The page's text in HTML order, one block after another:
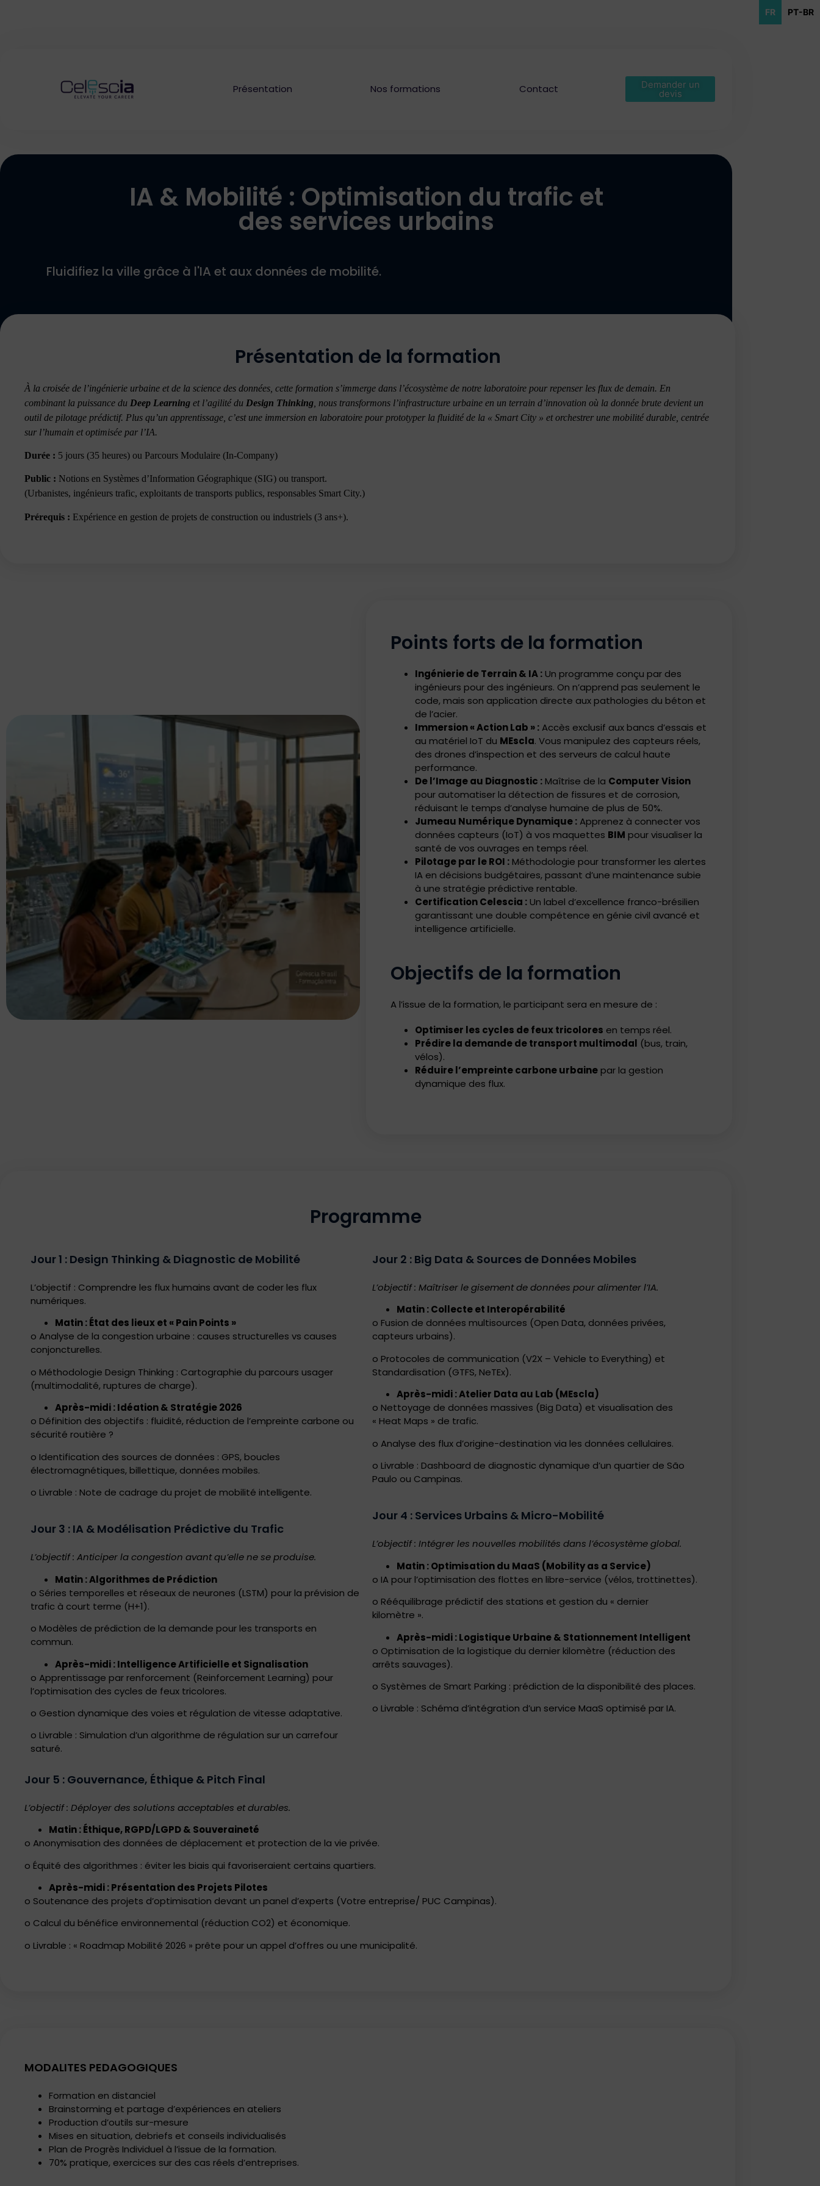
FR PT-BR
Présentation Nos formations Contact Demander un
devis
IA & Mobilité : Optimisation du trafic et
des services urbains
Fluidifiez la ville grâce à l'IA et aux données de mobilité.
Présentation de la formation
À la croisée de l’ingénierie urbaine et de la science des données, cette formation s’immerge dans l’écosystème de notre laboratoire pour repenser les flux de demain. En
combinant la puissance du Deep Learning et l’agilité du Design Thinking , nous transformons l’infrastructure urbaine en un terrain d’innovation où la donnée brute devient un
outil de pilotage prédictif. Plus qu’un apprentissage, c’est une immersion en laboratoire pour prototyper la fluidité de la « Smart City » et orchestrer une mobilité durable, centrée
sur l’humain et optimisée par l’IA.
Durée : 5 jours (35 heures) ou Parcours Modulaire (In-Company)
Public : Notions en Systèmes d’Information Géographique (SIG) ou transport.
(Urbanistes, ingénieurs trafic, exploitants de transports publics, responsables Smart City.)
Prérequis : Expérience en gestion de projets de construction ou industriels (3 ans+).
Points forts de la formation
Ingénierie de Terrain & IA : Un programme conçu par des
ingénieurs pour des ingénieurs. On n’apprend pas seulement le
code, mais son application directe aux pathologies du béton et
de l’acier.
Immersion « Action Lab » :Accès exclusif aux bancs d’essais et
au matériel IoT du MEscla. Vous manipulez des capteurs réels,
des drones d’inspection et des serveurs de calcul haute
performance.
De l’Image au Diagnostic : Maîtrise de la Computer Vision
pour automatiser la détection de fissures et de corrosion,
réduisant le temps d’analyse humaine de plus de 50%.
Jumeau Numérique Dynamique :Apprenez à connecter vos
données capteurs (IoT) à vos maquettes BIM pour visualiser la
santé de vos ouvrages en temps réel.
Pilotage par le ROI : Méthodologie pour transformer les alertes
IA en décisions budgétaires, passant d’une maintenance subie
à une stratégie prédictive rentable.
Certification Celescia : Un label d’excellence franco-brésilien
garantissant une double compétence en génie civil avancé et
intelligence artificielle.
Objectifs de la formation
A l’issue de la formation, le participant sera en mesure de :
Optimiser les cycles de feux tricolores en temps réel.
Prédire la demande de transport multimodal (bus, train,
vélos).
Réduire l’empreinte carbone urbaine par la gestion
dynamique des flux.
Programme
Jour 1 : Design Thinking & Diagnostic de Mobilité
L’objectif : Comprendre les flux humains avant de coder les flux
numériques.
Matin : État des lieux et « Pain Points »
o Analyse de la congestion urbaine : causes structurelles vs causes
conjoncturelles.
o Méthodologie Design Thinking : Cartographie du parcours usager
(multimodalité, ruptures de charge).
Après-midi : Idéation & Stratégie 2026
o Définition des objectifs : fluidité, réduction de l’empreinte carbone ou
sécurité routière ?
o Identification des sources de données : GPS, boucles
électromagnétiques, billettique, données mobiles.
o Livrable : Note de cadrage du projet de mobilité intelligente.
Jour 3 : IA & Modélisation Prédictive du Trafic
L’objectif : Anticiper la congestion avant qu’elle ne se produise.
Matin : Algorithmes de Prédiction
o Séries temporelles et réseaux de neurones (LSTM) pour la prévision de
trafic à court terme (H+1).
o Modèles de prédiction de la demande pour les transports en
commun.
Après-midi : Intelligence Artificielle et Signalisation
o Apprentissage par renforcement (Reinforcement Learning) pour
l’optimisation des cycles de feux tricolores.
o Gestion dynamique des voies et régulation de vitesse adaptative.
o Livrable : Simulation d’un algorithme de régulation sur un carrefour
saturé.
Jour 2 : Big Data & Sources de Données Mobiles
L’objectif : Maîtriser le gisement de données pour alimenter l’IA.
Matin : Collecte et Interopérabilité
o Fusion de données multisources (Open Data, données privées,
capteurs urbains).
o Protocoles de communication (V2X – Vehicle to Everything) et
Standardisation (GTFS, NeTEx).
Après-midi : Atelier Data au Lab (MEscla)
o Nettoyage de données massives (Big Data) et visualisation des
« Heat Maps » de trafic.
o Analyse des flux d’origine-destination via les données cellulaires.
o Livrable : Dashboard de diagnostic dynamique d’un quartier de São
Paulo ou Campinas.
Jour 4 : Services Urbains & Micro-Mobilité
L’objectif : Intégrer les nouvelles mobilités dans l’écosystème global.
Matin : Optimisation du MaaS (Mobility as a Service)
o IA pour l’optimisation des flottes en libre-service (vélos, trottinettes).
o Rééquilibrage prédictif des stations et gestion du « dernier
kilomètre ».
Après-midi : Logistique Urbaine & Stationnement Intelligent
o Optimisation de la logistique du dernier kilomètre (réduction des
arrêts sauvages).
o Systèmes de Smart Parking : prédiction de la disponibilité des places.
o Livrable : Schéma d’intégration d’un service MaaS optimisé par IA.
Jour 5 : Gouvernance, Éthique & Pitch Final
L’objectif : Déployer des solutions acceptables et durables.
Matin : Éthique, RGPD/LGPD & Souveraineté
o Anonymisation des données de déplacement et protection de la vie privée.
o Équité des algorithmes : éviter les biais qui favoriseraient certains quartiers.
Après-midi : Présentation des Projets Pilotes
o Soutenance des projets d’optimisation devant un panel d’experts (Votre entreprise/ PUC Campinas).
o Calcul du bénéfice environnemental (réduction CO2) et économique.
o Livrable : « Roadmap Mobilité 2026 » prête pour un appel d’offres ou une municipalité.
MODALITES PEDAGOGIQUES
Formation en distanciel
Brainstorming et partage d’expériences en ateliers
Production d’outils sur-mesure
Mises en situation, debriefs et conseils individualisés
Plan de Progrès Individuel à l’issue de la formation.
70% pratique, exercices sur des cas réels d’entreprises.